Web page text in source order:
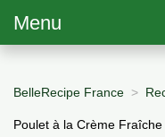
Menu
BelleRecipe France
Poulet à la Crème